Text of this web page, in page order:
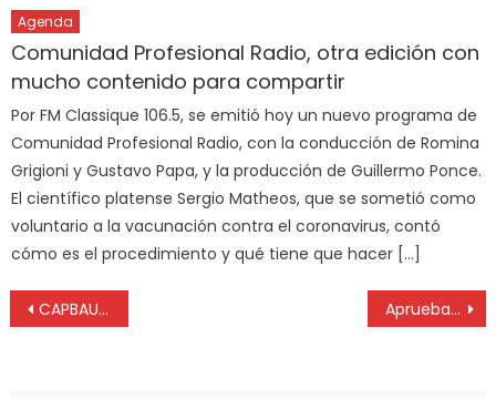
Agenda
Comunidad Profesional Radio, otra edición con
mucho contenido para compartir
Por FM Classique 106.5, se emitió hoy un nuevo programa de
Comunidad Profesional Radio, con la conducción de Romina
Grigioni y Gustavo Papa, y la producción de Guillermo Ponce.
El científico platense Sergio Matheos, que se sometió como
voluntario a la vacunación contra el coronavirus, contó
cómo es el procedimiento y qué tiene que hacer […]
CAPBAUNO: Reunión con el intendente de San Vicente Aprueban nuevos valores de aportes y beneficios en la Caja de Médicos